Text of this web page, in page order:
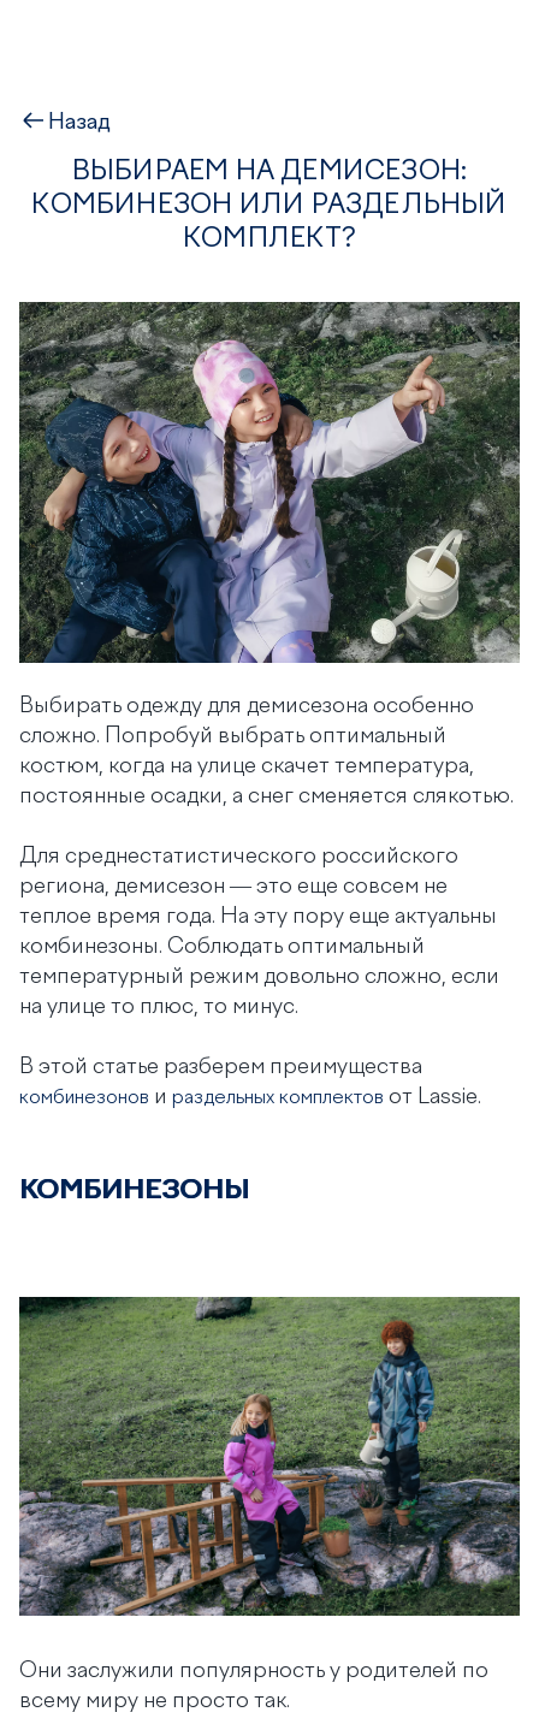
Назад
ВЫБИРАЕМ НА ДЕМИСЕЗОН:
КОМБИНЕЗОН ИЛИ РАЗДЕЛЬНЫЙ
КОМПЛЕКТ?
Выбирать одежду для демисезона особенно
сложно. Попробуй выбрать оптимальный
костюм, когда на улице скачет температура,
постоянные осадки, а снег сменяется слякотью.
Для среднестатистического российского
региона, демисезон — это еще совсем не
теплое время года. На эту пору еще актуальны
комбинезоны. Соблюдать оптимальный
температурный режим довольно сложно, если
на улице то плюс, то минус.
В этой статье разберем преимущества
комбинезонов и раздельных комплектов от Lassie.
КОМБИНЕЗОНЫ
Они заслужили популярность у родителей по
всему миру не просто так.